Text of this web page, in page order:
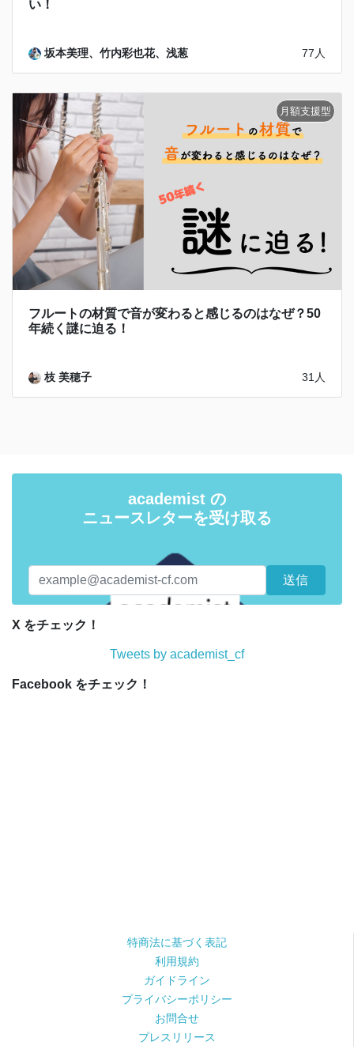
い！
坂本美理、竹内彩也花、浅葱 77人
フルートの材質で音が変わると感じるのはなぜ？50
年続く謎に迫る！
枝 美穂子 31人
academist の
ニュースレターを受け取る
X をチェック！
Tweets by academist_cf
Facebook をチェック！
特商法に基づく表記
利用規約
ガイドライン
プライバシーポリシー
お問合せ
プレスリリース